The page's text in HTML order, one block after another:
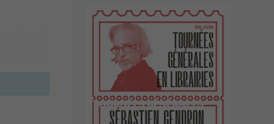
TOURNÉES GÉNÉRALES